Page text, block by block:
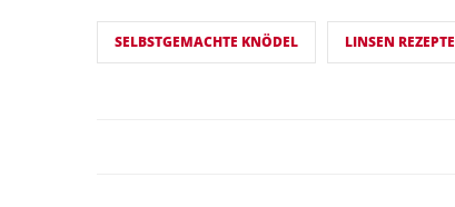
SELBSTGEMACHTE KNÖDEL LINSEN REZEPTE